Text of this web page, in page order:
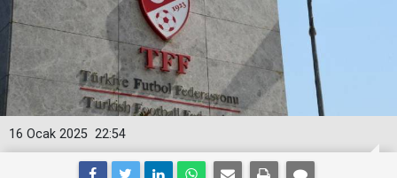
22:54
16 Ocak 2025